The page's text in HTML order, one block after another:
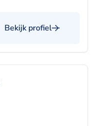
Bekijk profiel